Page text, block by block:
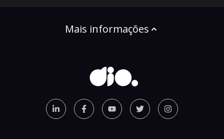
Mais informações